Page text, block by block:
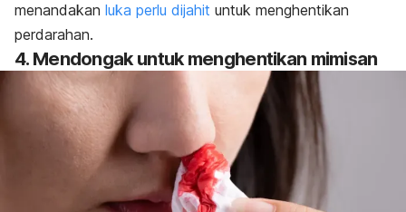
menandakan luka perlu dijahit untuk menghentikan
perdarahan.
4. Mendongak untuk menghentikan mimisan